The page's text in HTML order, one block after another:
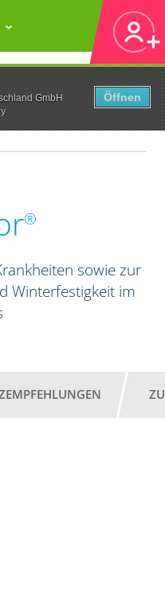
GmbH
Öffnen
®
sowie zur
Winterfestigkeit im